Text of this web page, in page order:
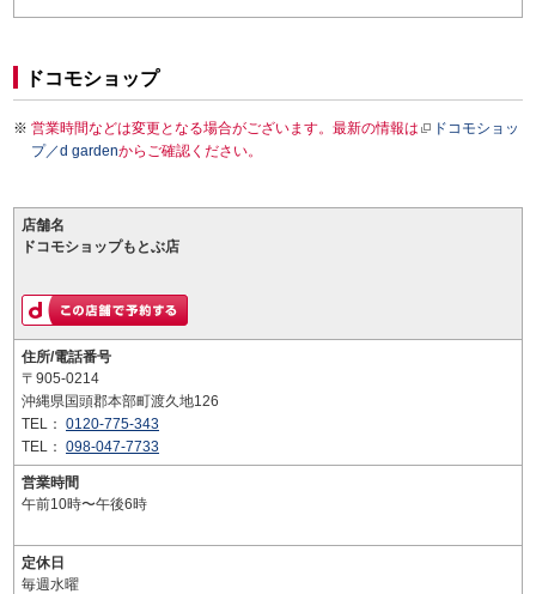
ドコモショップ
営業時間などは変更となる場合がございます。最新の情報は
ドコモショッ
プ／d gardenからご確認ください。
店舗名
ドコモショップもとぶ店
住所/電話番号
〒905-0214
沖縄県国頭郡本部町渡久地126
TEL： 0120-775-343
TEL： 098-047-7733
営業時間
午前10時〜午後6時
定休日
毎週水曜